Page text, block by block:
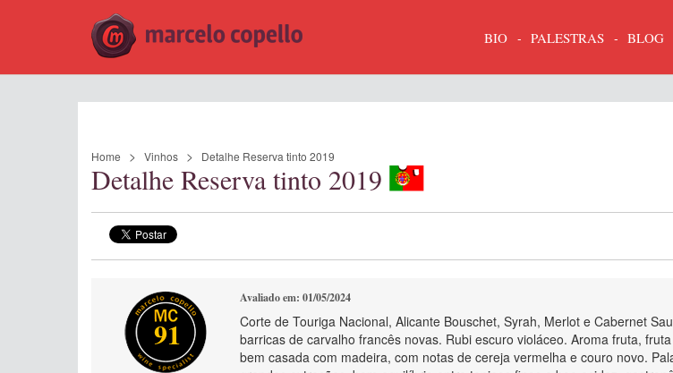
BIO PALESTRAS BLOG
Home Vinhos Detalhe Reserva tinto 2019
Detalhe Reserva tinto 2019
91
Avaliado em: 01/05/2024
Corte de Touriga Nacional, Alicante Bouschet, Syrah, Merlot e Cabernet
barricas de carvalho francês novas. Rubi escuro violáceo. Aroma fruta,
bem casada com madeira, com notas de cereja vermelha e couro novo.